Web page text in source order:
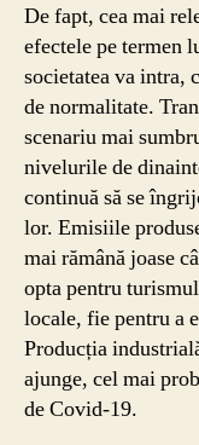
De fapt, cea mai
efectele pe termen
societatea va intra,
de normalitate.
scenariu mai
nivelurile de
continuă să se
lor. Emisiile
mai rămână joase
opta pentru
locale, fie pentru a
Producția
ajunge, cel mai
de Covid-19.